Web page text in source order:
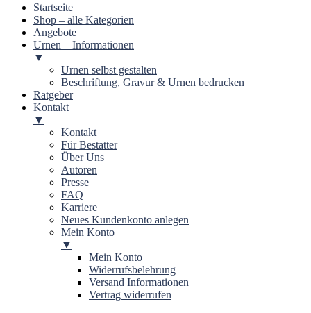
Startseite
Shop – alle Kategorien
Angebote
Urnen – Informationen
▼
Urnen selbst gestalten
Beschriftung, Gravur & Urnen bedrucken
Ratgeber
Kontakt
▼
Kontakt
Für Bestatter
Über Uns
Autoren
Presse
FAQ
Karriere
Neues Kundenkonto anlegen
Mein Konto
▼
Mein Konto
Widerrufsbelehrung
Versand Informationen
Vertrag widerrufen